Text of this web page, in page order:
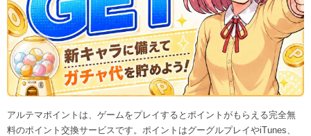
アルテマポイントは、ゲームをプレイするとポイントがもらえる完全無
料のポイント交換サービスです。ポイントはグーグルプレイやiTunes、